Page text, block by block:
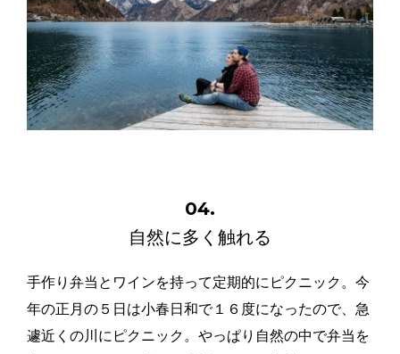
04.
自然に多く触れる
手作り弁当とワインを持って定期的にピクニック。今
年の正月の５日は小春日和で１６度になったので、急
遽近くの川にピクニック。やっぱり自然の中で弁当を